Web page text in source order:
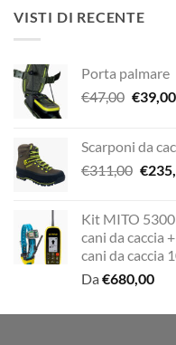
era:
VISTI DI RECENTE
Porta palmare
€47,00 Il
era:
€47,00.
€39,00Il
Scarponi da
€311,00 Il
era:
€
Kit MITO
cani da caccia
cani da caccia
Da €680,00